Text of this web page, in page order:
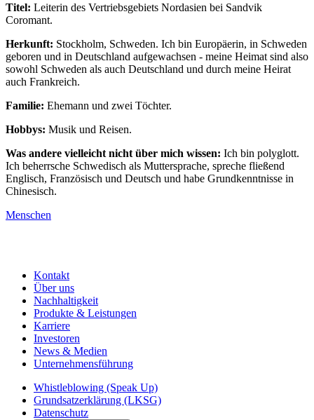
Titel: Leiterin des Vertriebsgebiets Nordasien bei Sandvik
Coromant.
Herkunft: Stockholm, Schweden. Ich bin Europäerin, in Schweden
geboren und in Deutschland aufgewachsen - meine Heimat sind also
sowohl Schweden als auch Deutschland und durch meine Heirat
auch Frankreich.
Familie: Ehemann und zwei Töchter.
Hobbys: Musik und Reisen.
Was andere vielleicht nicht über mich wissen: Ich bin polyglott.
Ich beherrsche Schwedisch als Muttersprache, spreche fließend
Englisch, Französisch und Deutsch und habe Grundkenntnisse in
Chinesisch.
Menschen
Kontakt
Über uns
Nachhaltigkeit
Produkte & Leistungen
Karriere
Investoren
News & Medien
Unternehmensführung
Whistleblowing (Speak Up)
Grundsatzerklärung (LKSG)
Datenschutz